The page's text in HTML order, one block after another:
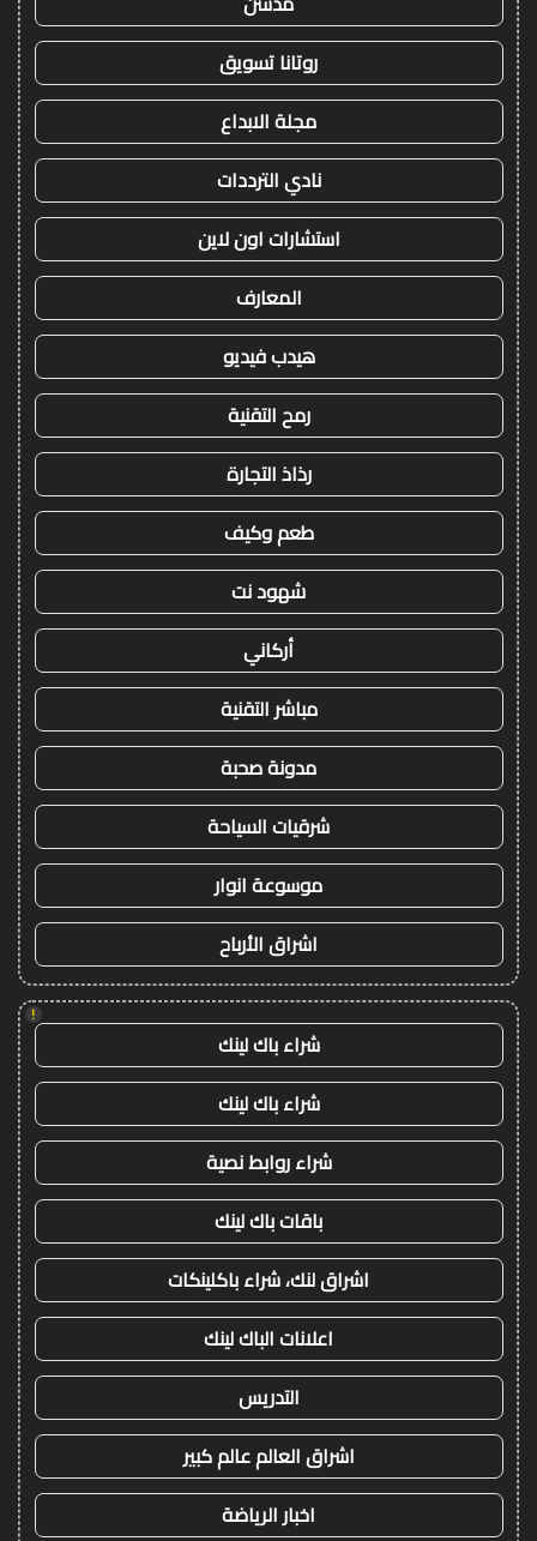
روتانا تسويق
مجلة الابداع
نادي الترددات
استشارات اون لاين
المعارف
هيدب فيديو
رمح التقنية
رذاذ التجارة
طعم وكيف
شهود نت
أركاني
مباشر التقنية
مدونة صحبة
شرقيات السياحة
موسوعة انوار
اشراق الأرباح
!
شراء باك لينك
شراء باك لينك
شراء روابط نصية
باقات باك لينك
اشراق لنك، شراء باكلينكات
اعلانات الباك لينك
التدريس
اشراق العالم عالم كبير
اخبار الرياضة